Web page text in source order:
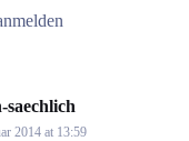
saechlich
2014 at 13:59